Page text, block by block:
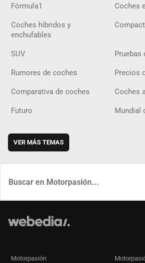
Fórmula1 Coches
Coches híbridos y
enchufables
SUV Pruebas
Rumores de coches Precios
Comparativa de coches Coches
Futuro Mundial
VER MÁS TEMAS
Motorpasión